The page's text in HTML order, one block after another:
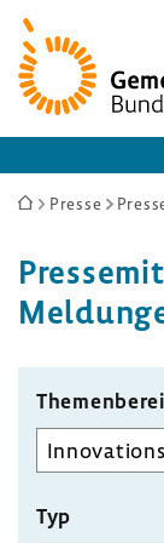
Zur
Startseite
Sie
hier:
Presse
Typ